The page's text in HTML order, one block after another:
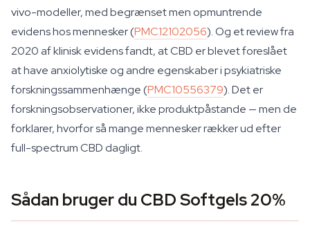
vivo-modeller, med begrænset men opmuntrende
evidens hos mennesker (PMC12102056). Og et review fra
2020 af klinisk evidens fandt, at CBD er blevet foreslået
at have anxiolytiske og andre egenskaber i psykiatriske
forskningssammenhænge (PMC10556379). Det er
forskningsobservationer, ikke produktpåstande — men de
forklarer, hvorfor så mange mennesker rækker ud efter
full-spectrum CBD dagligt.
Sådan bruger du CBD Softgels 20%